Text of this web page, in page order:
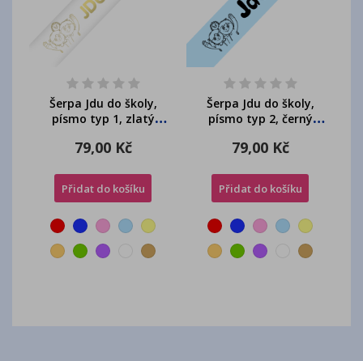
Šerpa Jdu do školy,
písmo typ 1, zlatý
79,00 Kč
Přidat do košíku
Šerpa Jdu do školy,
písmo typ 2, černý
79,00 Kč
Přidat do košíku